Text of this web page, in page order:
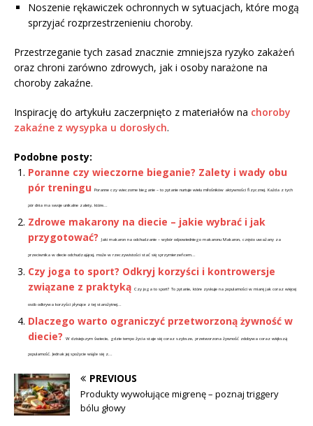
Noszenie rękawiczek ochronnych w sytuacjach, które mogą
sprzyjać rozprzestrzenieniu choroby.
Przestrzeganie tych zasad znacznie zmniejsza ryzyko zakażeń
oraz chroni zarówno zdrowych, jak i osoby narażone na
choroby zakaźne.
Inspirację do artykułu zaczerpnięto z materiałów na choroby
zakaźne z wysypka u dorosłych.
Podobne posty:
Poranne czy wieczorne bieganie? Zalety i wady obu
pór treningu
Poranne czy wieczorne bieganie – to pytanie nurtuje wielu miłośników aktywności fizycznej. Każda z tych
pór dnia ma swoje unikalne zalety, które...
Zdrowe makarony na diecie – jakie wybrać i jak
przygotować?
Jaki makaron na odchudzanie – wybór odpowiedniego makaronu Makaron, często uważany za
przeciwnika w diecie odchudzającej, może w rzeczywistości stać się sprzymierzeńcem...
Czy joga to sport? Odkryj korzyści i kontrowersje
związane z praktyką Czy joga to sport? To pytanie, które zyskuje na popularności w miarę jak coraz więcej
osób odkrywa korzyści płynące z tej starożytnej...
Dlaczego warto ograniczyć przetworzoną żywność w
diecie?
W dzisiejszym świecie, gdzie tempo życia staje się coraz szybsze, przetworzona żywność zdobywa coraz większą
popularność. Jednak jej spożycie wiąże się z...
PREVIOUS
Produkty wywołujące migrenę – poznaj triggery
bólu głowy